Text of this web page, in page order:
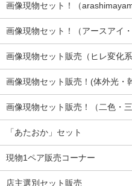
画像現物セット！（
画像現物セット！（アースアイ
画像現物セット販売（ヒレ変化系
画像現物セット販売！(体外光・
画像現物セット販売！（二色・
「あたおか」セット
現物1ペア販売コーナー
店主選別セット販売